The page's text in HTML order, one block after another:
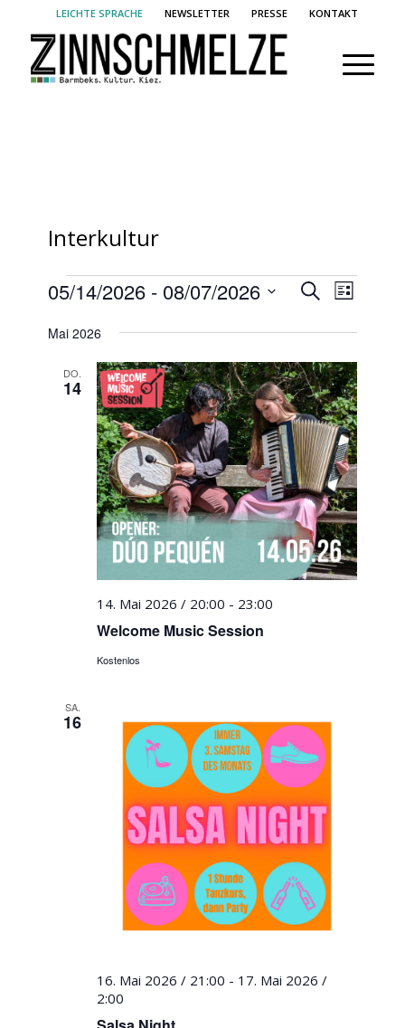
LEICHTE SPRACHE NEWSLETTER PRESSE KONTAKT
Interkultur
Veranstaltungen
und
SucheListe
05/14/2026 - 08/07/2026
wählen.
Mai 2026
DO.
14
Welcome Music Session
14. Mai 2026 / 20:00 - 23:00
Kostenlos
SA.
16
16. Mai 2026 / 21:00 - 17. Mai 2026 /
2:00